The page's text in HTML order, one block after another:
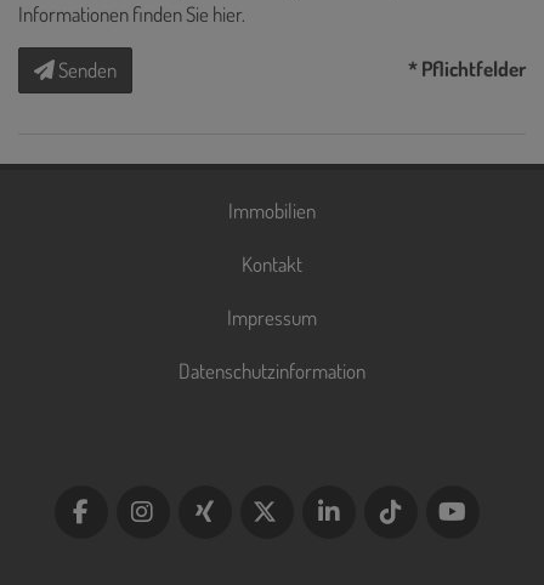
Informationen finden Sie hier.
Senden * Pflichtfelder
Immobilien
Kontakt
Impressum
Datenschutzinformation